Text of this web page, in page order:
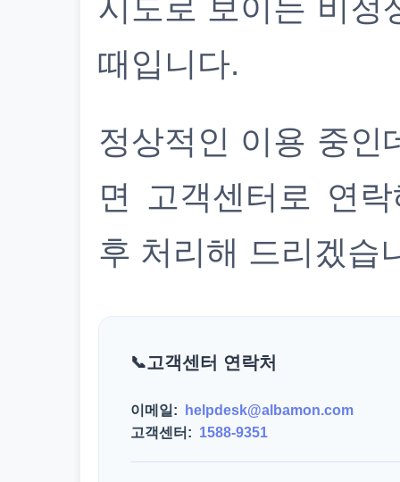
시도로 보이는 비정
때입니다.
정상적인 이용 중인
면 고객센터로 연
후 처리해 드리겠습
고객센터 연락처
이메일:
helpdesk@albamon.com
고객센터: 1588-9351